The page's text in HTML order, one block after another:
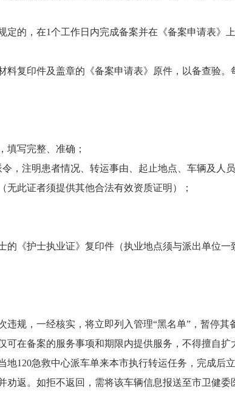
的，在1个工作日内完成备案并在《备案申请表》
印件及盖章的《备案申请表》原件，以备查验。
写完整、准确；
注明患者情况、转运事由、起止地点、车辆及人员
此证者须提供其他合法有效资质证明）；
《护士执业证》复印件（执业地点须与派出单位一
，一经核实，将立即列入管理“黑名单”，暂停其
备案的服务事项和期限内提供服务，不得擅自扩
急救中心派车单来本市执行转运任务，完成后立
返。如拒不返回，需将该车辆信息报送至市卫健委